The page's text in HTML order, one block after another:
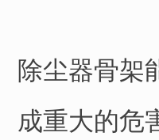
除尘器骨架
成重大的危